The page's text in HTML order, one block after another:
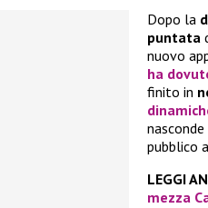
Dopo la
puntata
nuovo
ha
finito in
pubblico
LEGGI
mezza